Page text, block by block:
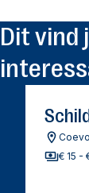
Dit vind
€ 15 -